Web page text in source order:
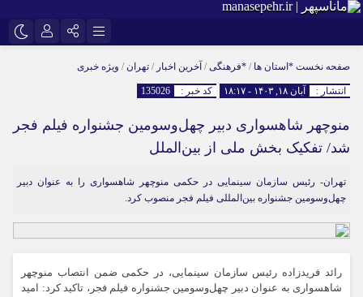
اینستاگرام تلگرام
سروش ایتا
آپارات رمز عبور
مرا به خاطر بسپار
صفحه نخست *استان ها / *فرهنگی/ آخرین اخبار / تهران/ ویژه خبری
انتشار : آبان ۱۸, ۱۴۰۳ - ۱۸:۱۷ کد خبر : 135026
منوچهر شاهسواری دبیر چهل‌وسومین جشنواره فیلم فجر
شد/ تفکیک بخش ملی از بین‌الملل
تهران- رئیس سازمان سینمایی در حکمی منوچهر شاهسواری را به عنوان دبیر
چهل‌وسومین جشنواره بین‌المللی فیلم فجر منصوب کرد.
رائد فریدزاده رئیس سازمان سینمایی، در حکمی ضمن انتصاب منوچهر
شاهسواری به عنوان دبیر چهل‌وسومین جشنواره فیلم فجر، تاکید کرد: امید